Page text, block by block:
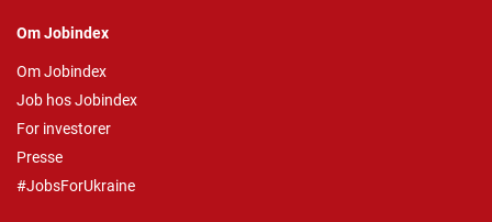
Om Jobindex
Om Jobindex
Job hos Jobindex
For investorer
Presse
#JobsForUkraine